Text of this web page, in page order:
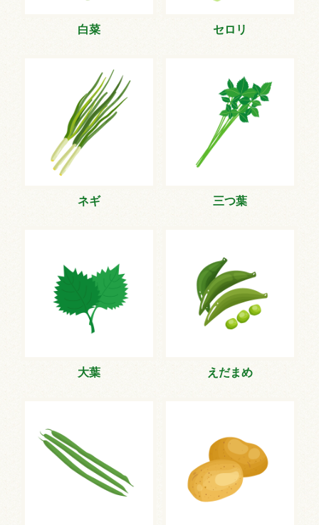
白菜 セロリ
ネギ 三つ葉
大葉 えだまめ